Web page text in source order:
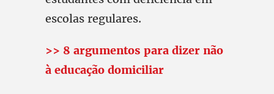
escolas regulares.
>> 8 argumentos para dizer não
à educação domiciliar